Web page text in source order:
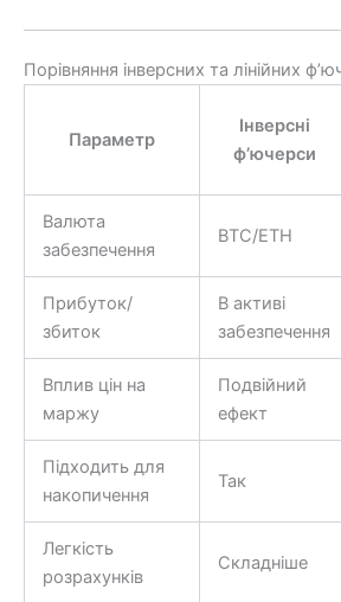
Порівняння інверсних та лінійних
Параметр
Інверсні
ф’ючерси
Валюта
забезпечення
BTC/ETH
Прибуток/
збиток
В активі
забезпечення
Вплив цін на
маржу
Подвійний
ефект
Підходить для
накопичення
Так
Легкість
розрахунків
Складніше